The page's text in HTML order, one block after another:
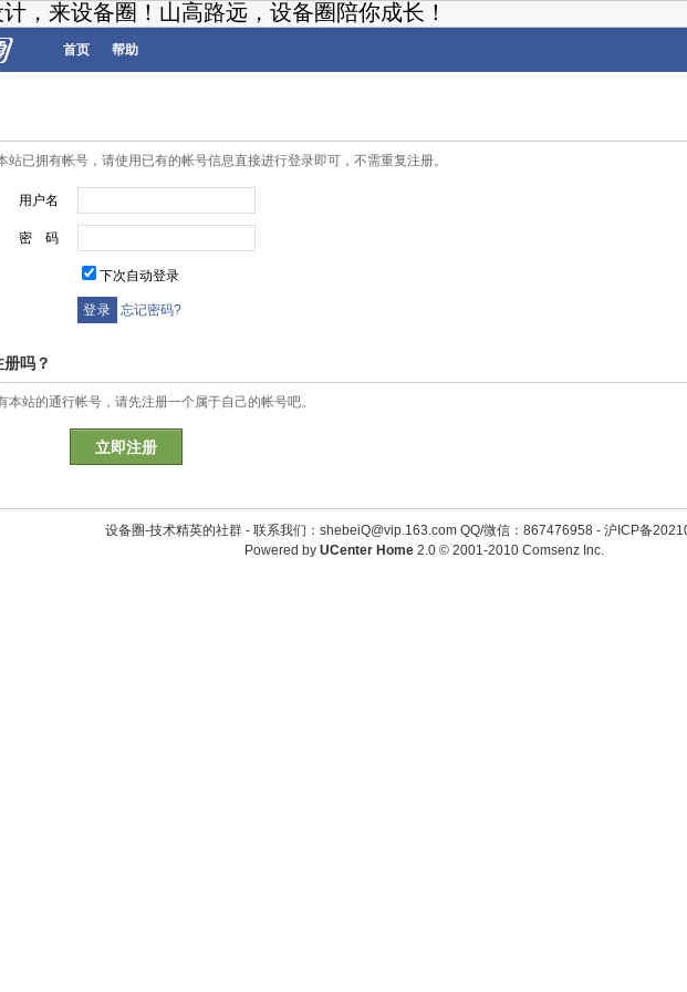
，来设备圈！山高路远，设备圈陪你成长！
首页 帮助
站已拥有帐号，请使用已有的帐号信息直接进行登录即可，不需重复注册。
用户名
密 码
下次自动登录
忘记密码?
吗？
本站的通行帐号，请先注册一个属于自己的帐号吧。
立即注册
设备圈-技术精英的社群 - 联系我们：shebeiQ@vip.163.com QQ/微信：867476958- 沪ICP备
Powered by UCenter Home 2.0© 2001-2010 Comsenz Inc.